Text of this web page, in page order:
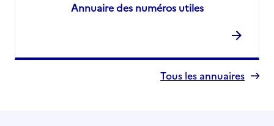
Annuaire des numéros utiles
Tous les annuaires